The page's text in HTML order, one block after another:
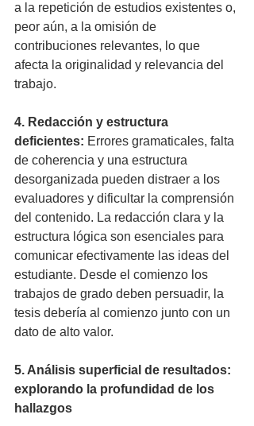
a la repetición de estudios existentes o,
peor aún, a la omisión de
contribuciones relevantes, lo que
afecta la originalidad y relevancia del
trabajo.
4. Redacción y estructura
deficientes: Errores gramaticales, falta
de coherencia y una estructura
desorganizada pueden distraer a los
evaluadores y dificultar la comprensión
del contenido. La redacción clara y la
estructura lógica son esenciales para
comunicar efectivamente las ideas del
estudiante. Desde el comienzo los
trabajos de grado deben persuadir, la
tesis debería al comienzo junto con un
dato de alto valor.
5. Análisis superficial de resultados:
explorando la profundidad de los
hallazgos